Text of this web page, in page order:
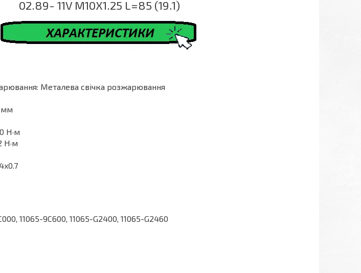
02.89- 11V M10X1.25 L=85 (19.1)
Металева свічка розжарювання
мм
Н·м
Н·м
11065-9C600, 11065-G2400, 11065-G2460